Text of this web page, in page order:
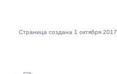
Страница создана 1 октября 2017